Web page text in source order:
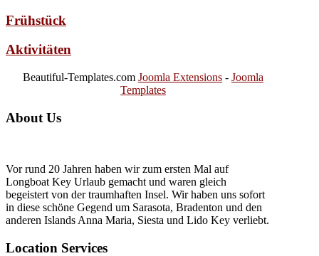
Frühstück
Aktivitäten
Beautiful-Templates.comJoomla Extensions -Joomla
Templates
About Us
Vor rund 20 Jahren haben wir zum ersten Mal auf
Longboat Key Urlaub gemacht und waren gleich
begeistert von der traumhaften Insel. Wir haben uns sofort
in diese schöne Gegend um Sarasota, Bradenton und den
anderen Islands Anna Maria, Siesta und Lido Key verliebt.
Location Services